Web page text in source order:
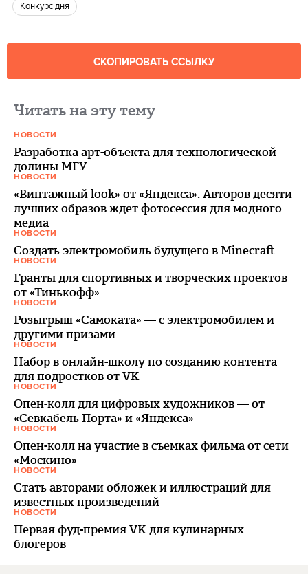
Конкурс дня
СКОПИРОВАТЬ ССЫЛКУ
Читать на эту тему
НОВОСТИ
Разработка арт-объекта для технологической
долины МГУ
НОВОСТИ
«Винтажный look» от «Яндекса». Авторов десяти
лучших образов ждет фотосессия для модного
медиа
НОВОСТИ
Создать электромобиль будущего в Minecraft
НОВОСТИ
Гранты для спортивных и творческих проектов
от «Тинькофф»
НОВОСТИ
Розыгрыш «Самоката» — с электромобилем и
другими призами
НОВОСТИ
Набор в онлайн-школу по созданию контента
для подростков от VK
НОВОСТИ
Опен-колл для цифровых художников — от
«Севкабель Порта» и «Яндекса»
НОВОСТИ
Опен-колл на участие в съемках фильма от сети
«Москино»
НОВОСТИ
Стать авторами обложек и иллюстраций для
известных произведений
НОВОСТИ
Первая фуд-премия VK для кулинарных
блогеров